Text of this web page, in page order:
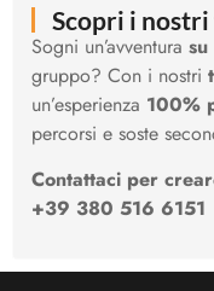
Scopri i
Sogni un’avventura su
gruppo? Con i nostri
un’esperienza 100%
percorsi e soste
Contattaci per
+39 380 516 6151